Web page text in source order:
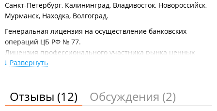
Санкт-Петербург, Калининград, Владивосток, Новороссийск,
Мурманск, Находка, Волгоград.
Генеральная лицензия на осуществление банковских
операций ЦБ РФ № 77.
Лицензия профессионального участника рынка ценных
бумаг на осуществление депозитарной деятельности № 077-
бумаг на осуществление брокерской деятельности № 077-
07706-100000 от 18.05.2004г.
Развернуть
Отзывы (12) Обсуждения (2)